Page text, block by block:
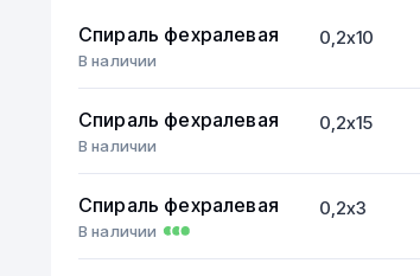
Спираль фехралевая
В наличии
0,2х10
Спираль фехралевая
В наличии
0,2х15
Спираль фехралевая
В наличии
0,2х3